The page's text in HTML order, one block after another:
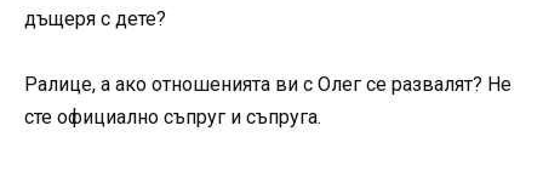
дъщеря с дете?
Ралице, а ако отношенията ви с Олег се развалят? Не
сте официално съпруг и съпруга.